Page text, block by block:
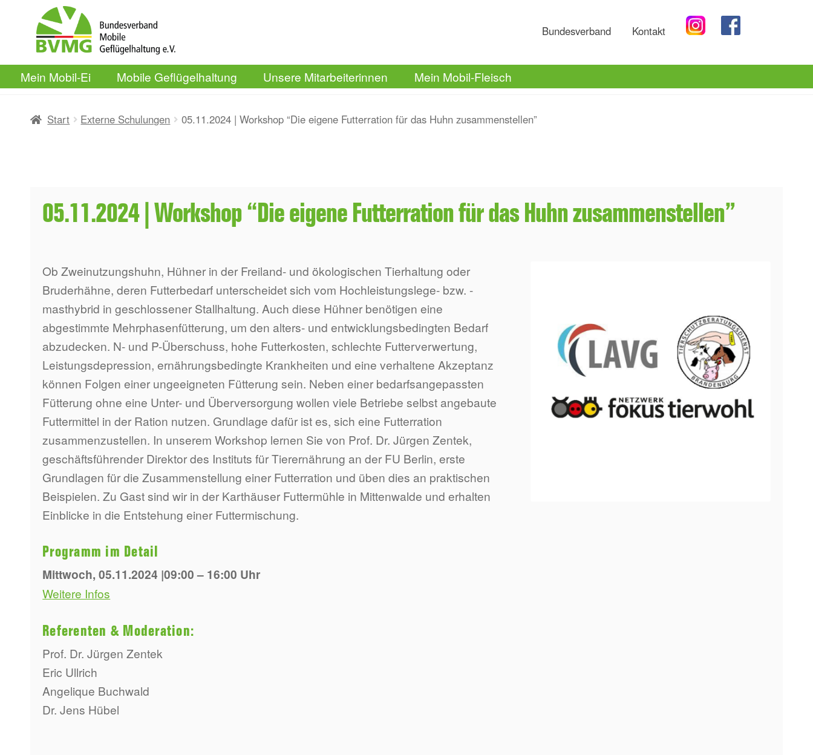
Zur
Navigation
springen
Zum
Inhalt
springen
Bundesverband Kontakt
Mein Mobil-Ei Mobile Geflügelhaltung Unsere Mitarbeiterinnen Mein Mobil-Fleisch
Start Externe Schulungen 05.11.2024 | Workshop “Die eigene Futterration für das Huhn zusammenstellen”
05.11.2024 | Workshop “Die eigene Futterration für das Huhn zusammenstellen”
Ob Zweinutzungshuhn, Hühner in der Freiland- und ökologischen Tierhaltung oder
Bruderhähne, deren Futterbedarf unterscheidet sich vom Hochleistungslege- bzw. -
masthybrid in geschlossener Stallhaltung. Auch diese Hühner benötigen eine
abgestimmte Mehrphasenfütterung, um den alters- und entwicklungsbedingten Bedarf
abzudecken. N- und P-Überschuss, hohe Futterkosten, schlechte Futterverwertung,
Leistungsdepression, ernährungsbedingte Krankheiten und eine verhaltene Akzeptanz
können Folgen einer ungeeigneten Fütterung sein. Neben einer bedarfsangepassten
Fütterung ohne eine Unter- und Überversorgung wollen viele Betriebe selbst angebaute
Futtermittel in der Ration nutzen. Grundlage dafür ist es, sich eine Futterration
zusammenzustellen. In unserem Workshop lernen Sie von Prof. Dr. Jürgen Zentek,
geschäftsführender Direktor des Instituts für Tierernährung an der FU Berlin, erste
Grundlagen für die Zusammenstellung einer Futterration und üben dies an praktischen
Beispielen. Zu Gast sind wir in der Karthäuser Futtermühle in Mittenwalde und erhalten
Einblicke in die Entstehung einer Futtermischung.
Programm im Detail
Mittwoch, 05.11.2024 |09:00 – 16:00 Uhr
Weitere Infos
Referenten & Moderation:
Prof. Dr. Jürgen Zentek
Eric Ullrich
Angelique Buchwald
Dr. Jens Hübel